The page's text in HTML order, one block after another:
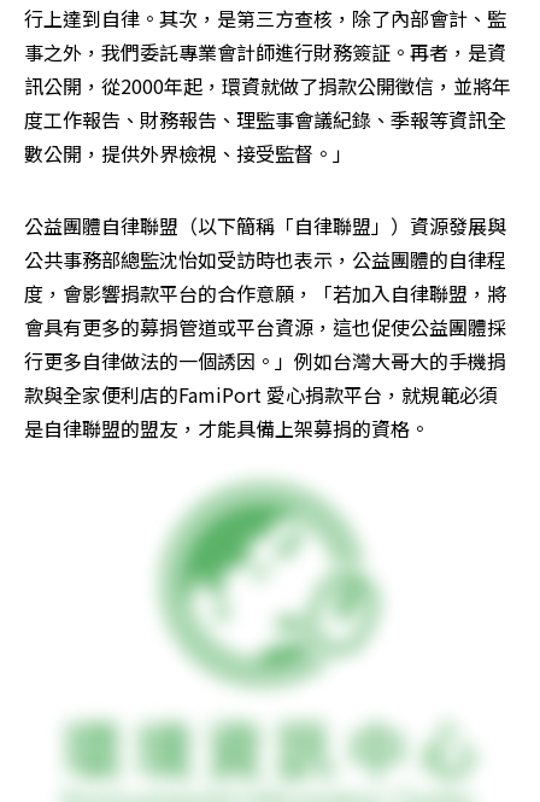
行上達到自律。其次，是第三方查核，除了內部會計、監
事之外，我們委託專業會計師進行財務簽証。再者，是資
訊公開，從2000年起，環資就做了捐款公開徵信，並將年
度工作報告、財務報告、理監事會議紀錄、季報等資訊全
數公開，提供外界檢視、接受監督。」
公益團體自律聯盟（以下簡稱「自律聯盟」）資源發展與
公共事務部總監沈怡如受訪時也表示，公益團體的自律程
度，會影響捐款平台的合作意願，「若加入自律聯盟，將
會具有更多的募捐管道或平台資源，這也促使公益團體採
行更多自律做法的一個誘因。」例如台灣大哥大的手機捐
款與全家便利店的FamiPort 愛心捐款平台，就規範必須
是自律聯盟的盟友，才能具備上架募捐的資格。